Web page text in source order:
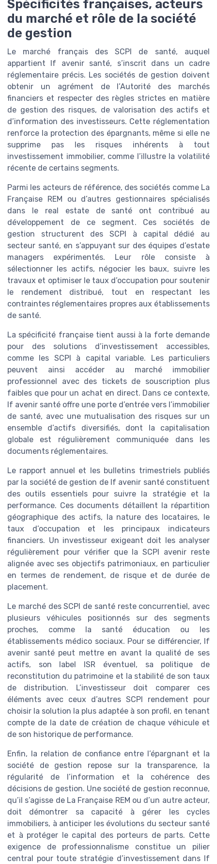
Spécificités françaises, acteurs
du marché et rôle de la société
de gestion
Le marché français des SCPI de santé, auquel
appartient lf avenir santé, s’inscrit dans un cadre
réglementaire précis. Les sociétés de gestion doivent
obtenir un agrément de l’Autorité des marchés
financiers et respecter des règles strictes en matière
de gestion des risques, de valorisation des actifs et
d’information des investisseurs. Cette réglementation
renforce la protection des épargnants, même si elle ne
supprime pas les risques inhérents à tout
investissement immobilier, comme l’illustre la volatilité
récente de certains segments.
Parmi les acteurs de référence, des sociétés comme La
Française REM ou d’autres gestionnaires spécialisés
dans le real estate de santé ont contribué au
développement de ce segment. Ces sociétés de
gestion structurent des SCPI à capital dédié au
secteur santé, en s’appuyant sur des équipes d’estate
managers expérimentés. Leur rôle consiste à
sélectionner les actifs, négocier les baux, suivre les
travaux et optimiser le taux d’occupation pour soutenir
le rendement distribué, tout en respectant les
contraintes réglementaires propres aux établissements
de santé.
La spécificité française tient aussi à la forte demande
pour des solutions d’investissement accessibles,
comme les SCPI à capital variable. Les particuliers
peuvent ainsi accéder au marché immobilier
professionnel avec des tickets de souscription plus
faibles que pour un achat en direct. Dans ce contexte,
lf avenir santé offre une porte d’entrée vers l’immobilier
de santé, avec une mutualisation des risques sur un
ensemble d’actifs diversifiés, dont la capitalisation
globale est régulièrement communiquée dans les
documents réglementaires.
Le rapport annuel et les bulletins trimestriels publiés
par la société de gestion de lf avenir santé constituent
des outils essentiels pour suivre la stratégie et la
performance. Ces documents détaillent la répartition
géographique des actifs, la nature des locataires, le
taux d’occupation et les principaux indicateurs
financiers. Un investisseur exigeant doit les analyser
régulièrement pour vérifier que la SCPI avenir reste
alignée avec ses objectifs patrimoniaux, en particulier
en termes de rendement, de risque et de durée de
placement.
Le marché des SCPI de santé reste concurrentiel, avec
plusieurs véhicules positionnés sur des segments
proches, comme la santé éducation ou les
établissements médico sociaux. Pour se différencier, lf
avenir santé peut mettre en avant la qualité de ses
actifs, son label ISR éventuel, sa politique de
reconstitution du patrimoine et la stabilité de son taux
de distribution. L’investisseur doit comparer ces
éléments avec ceux d’autres SCPI rendement pour
choisir la solution la plus adaptée à son profil, en tenant
compte de la date de création de chaque véhicule et
de son historique de performance.
Enfin, la relation de confiance entre l’épargnant et la
société de gestion repose sur la transparence, la
régularité de l’information et la cohérence des
décisions de gestion. Une société de gestion reconnue,
qu’il s’agisse de La Française REM ou d’un autre acteur,
doit démontrer sa capacité à gérer les cycles
immobiliers, à anticiper les évolutions du secteur santé
et à protéger le capital des porteurs de parts. Cette
exigence de professionnalisme constitue un pilier
central pour toute stratégie d’investissement dans lf